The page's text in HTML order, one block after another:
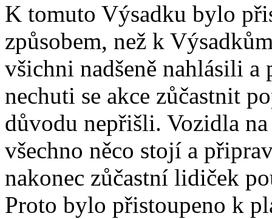
K tomuto Výsadku bylo
způsobem, než k
všichni nadšeně nahlásili
nechuti se akce zůčastnit
důvodu nepřišli. Vozidla
všechno něco stojí a
nakonec zůčastní lidiček
Proto bylo přistoupeno k